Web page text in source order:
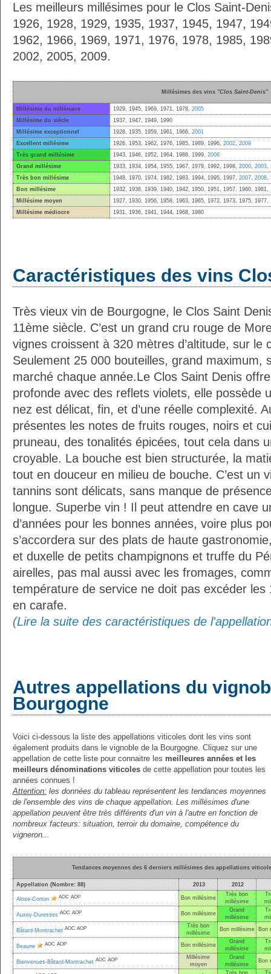
Les meilleurs millésimes pour le Clos Saint-
1926, 1928, 1929, 1935, 1937, 1945, 1947,
1962, 1966, 1969, 1971, 1976, 1978, 1985,
2002, 2005, 2009.
Millésimes des vins "Clos Saint-Denis"
Millésime du millénaire 1929, 1945, 1969, 1971, 1978, 2005
Millésime du siècle
1937, 1947, 1949, 1990
Millésime exceptionnel
1928, 1935, 1959, 1961, 1966, 2001
Excellent millésime
1926, 1953, 1962, 1976, 1985, 1989, 1996, 2002, 2009
Très grand millésime
1943, 1946, 1952, 1964, 1988, 1999, 2006
Grand millésime
1933, 1934, 1954, 1955, 1967, 1979, 1992, 1998, 2000, 2003,
Très bon millésime
1948, 1970, 1974, 1982, 1983, 1994, 1995, 1997, 2007, 2008,
Bon millésime
1932, 1938, 1939, 1940, 1942, 1950, 1951, 1957, 1960,
Millésime moyen
1927, 1930, 1956, 1958, 1963, 1965, 1972, 1973, 1975, 1977,
Millésime médiocre
1931, 1936, 1941, 1944, 1968, 1980
Caractéristiques des vins
Très vieux vin de Bourgogne, le Clos Saint
11ème siècle. C’est un grand cru rouge de
vignes croissent à 320 mètres d’altitude, sur le
Seulement 25 000 bouteilles, grand maximum,
marché chaque année.Le Clos Saint Denis
profonde avec des reflets violets, elle possède
nez est délicat, fin, et d’une réelle complexité.
présentes les notes de fruits rouges, noirs et
pruneau, des tonalités épicées, tout cela dans
croyable. La bouche est bien structurée, la
tout en douceur en milieu de bouche. C’est un
tannins sont délicats, sans manque de
longue. Superbe vin ! Il peut attendre en cave
d’années pour les bonnes années, voire plus
s’accordera sur des plats de haute
et duxelle de petits champignons et truffe du
airelles, pas mal aussi avec les fromages,
température de service ne doit pas excéder les
en carafe.
(Lire la suite des caractéristiques de
Autres appellations du
Bourgogne
Voici ci-dessous la liste des appellations viticoles dont les vins sont
également produits dans le vignoble de la Bourgogne. Cliquez sur une
appellation de cette liste pour connaitre les meilleures années et les
meilleurs dénominations viticoles de cette appellation pour toutes les
années connues !
Attention: les données du tableau représentent les tendances moyennes
de l'ensemble des vins de chaque appellation. Les millésimes d'une
appellation peuvent être très différents d'un vin à l'autre en fonction de
nombreux facteurs: situation, terroir du domaine, compétence du
vigneron...
Tendances moyennes des 6 derniers millésimes des appellations
Appellation (Nombre: 88) 2013 2012
Aloxe-Corton AOC AOP Bon millésime
Très bon
millésime
Auxey-Duresses AOC AOP Bon millésime
Grand
millésime
Bâtard-Montrachet AOC AOP
Très bon
millésime
Bon millésime Bon
Beaune AOC AOP Bon millésime
Grand
millésime
Bienvenues-Bâtard-Montrachet AOC AOP
Millésime
moyen
Grand
millésime
Bon
Très bon